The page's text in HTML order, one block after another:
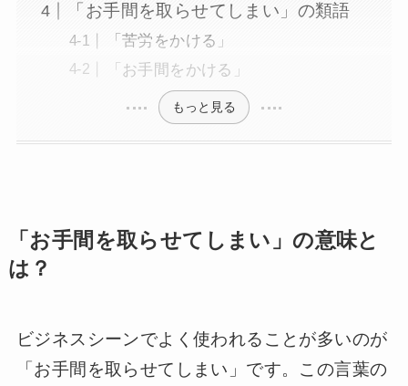
「お手間を取らせてしまい」の類語
「苦労をかける」
「お手間をかける」
もっと見る
「お手間を取らせてしまい」の意味と
は？
ビジネスシーンでよく使われることが多いのが
「お手間を取らせてしまい」です。この言葉の